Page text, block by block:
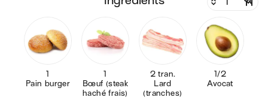
1
Pain burger
1
Bœuf (steak
haché frais)
2 tran.
Lard
(tranches)
1/2
Avocat